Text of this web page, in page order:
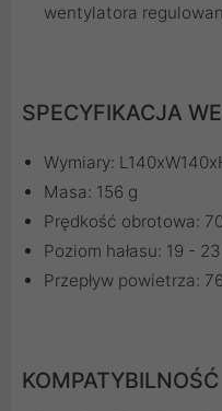
wentylatora
SPECYFIKACJA
Wymiary:
Masa: 156 g
Prędkość obrotowa:
Poziom hałasu: 19 -
Przepływ powietrza:
KOMPATYBILNOŚĆ